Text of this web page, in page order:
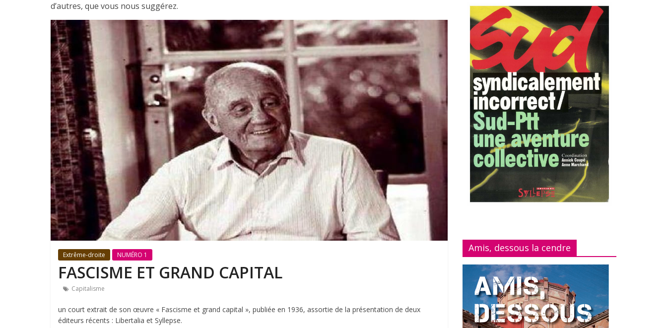
d’autres, que vous nous suggérez.
Extrême-droite NUMÉRO 1
FASCISME ET GRAND CAPITAL
Capitalisme
un court extrait de son œuvre « Fascisme et grand capital », publiée en 1936, assortie de la présentation de deux
éditeurs récents : Libertalia et Syllepse.
Amis, dessous la cendre